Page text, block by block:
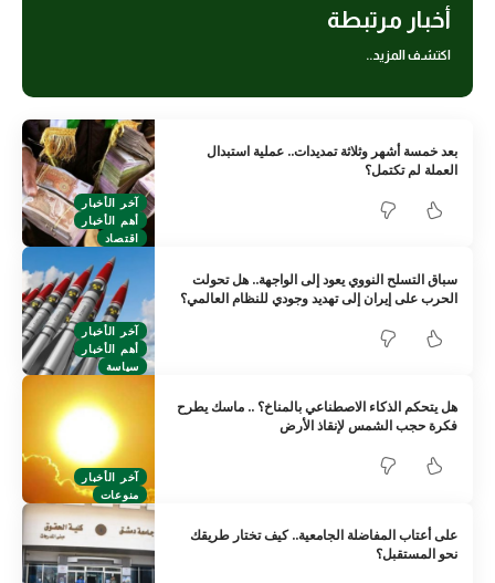
أخبار مرتبطة
اكتشف المزيد..
آخر الأخبار
أهم الأخبار
اقتصاد
بعد خمسة أشهر وثلاثة تمديدات.. عملية استبدال
العملة لم تكتمل؟
آخر الأخبار
أهم الأخبار
سياسة
سباق التسلح النووي يعود إلى الواجهة.. هل تحولت
الحرب على إيران إلى تهديد وجودي للنظام العالمي؟
آخر الأخبار
منوعات
هل يتحكم الذكاء الاصطناعي بالمناخ؟ .. ماسك يطرح
فكرة حجب الشمس لإنقاذ الأرض
على أعتاب المفاضلة الجامعية.. كيف تختار طريقك
نحو المستقبل؟